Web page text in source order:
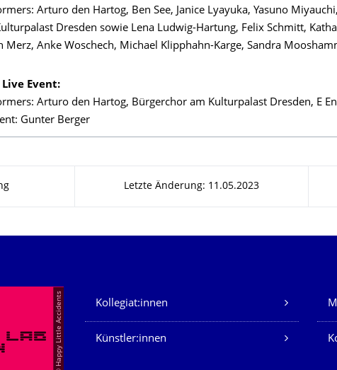
Arturo den Hartog, Ben See, Janice Lyayuka, Yasuno
Dresden sowie Lena Ludwig-Hartung, Felix Schmitt,
Merz, Anke Woschech, Michael Klipphahn-Karge, Sandra
Event:
Arturo den Hartog, Bürgerchor am Kulturpalast Dresden, E
Gunter Berger
Letzte Änderung: 11.05.2023
© Happy Little Accidents Unsere Dienste
Kollegiat:innen
Künstler:innen